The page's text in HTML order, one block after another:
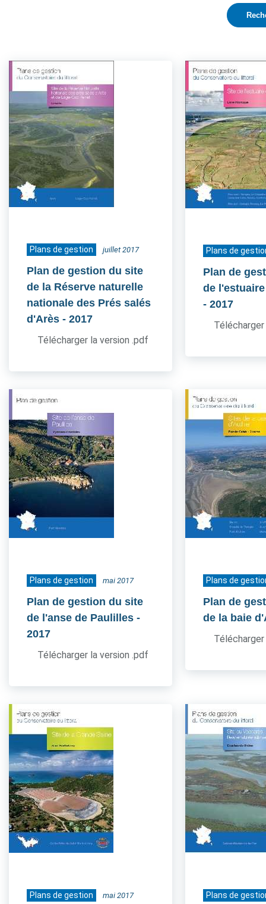
Plans de gestion juillet 2017
Plan de gestion du site
de la Réserve naturelle
nationale des Prés salés
d'Arès - 2017
Télécharger la version .pdf
Plans de
Plan de
de
- 2017
Plans de gestion mai 2017
Plan de gestion du site
de l'anse de Paulilles -
2017
Télécharger la version .pdf
Plans de
Plan de
de la baie
Plans de gestion mai 2017 Plans de